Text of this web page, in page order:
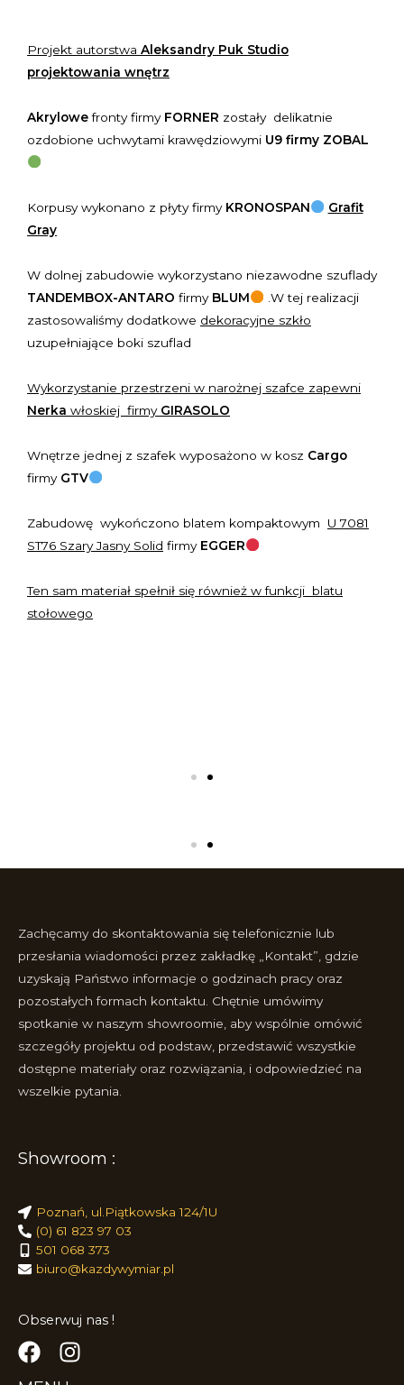
Projekt autorstwa Aleksandry Puk Studio
projektowania wnętrz
Akrylowefronty firmyFORNER zostały delikatnie
ozdobione uchwytami krawędziowymi U9 firmy ZOBAL
Korpusy wykonano z płyty firmy KRONOSPAN
Grafit
Gray
W dolnej zabudowie wykorzystano niezawodne szuflady
TANDEMBOX-ANTARO firmy BLUM
.W tej realizacji
zastosowaliśmy dodatkowe dekoracyjne szkło
uzupełniające boki szuflad
Wykorzystanie przestrzeni w narożnej szafce zapewni
Nerka włoskiej firmy GIRASOLO
Wnętrze jednej z szafek wyposażono w kosz Cargo
firmy GTV
Zabudowę wykończono blatem kompaktowym U 7081
ST76 Szary Jasny Solid firmy EGGER
Ten sam materiał spełnił się również w funkcji blatu
stołowego
Zachęcamy do skontaktowania się telefonicznie lub
przesłania wiadomości przez zakładkę „Kontakt”, gdzie
uzyskają Państwo informacje o godzinach pracy oraz
pozostałych formach kontaktu. Chętnie umówimy
spotkanie w naszym showroomie, aby wspólnie omówić
szczegóły projektu od podstaw, przedstawić wszystkie
dostępne materiały oraz rozwiązania, i odpowiedzieć na
wszelkie pytania.
Showroom :
Poznań, ul.Piątkowska 124/1U
(0) 61 823 97 03
501 068 373
biuro@kazdywymiar.pl
Obserwuj nas !